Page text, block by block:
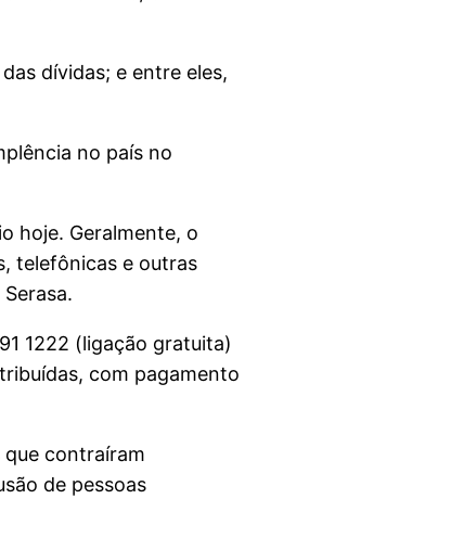
dívidas; e entre eles,
no país no
hoje. Geralmente, o
telefônicas e outras
1222 (ligação gratuita)
com pagamento
que contraíram
de pessoas